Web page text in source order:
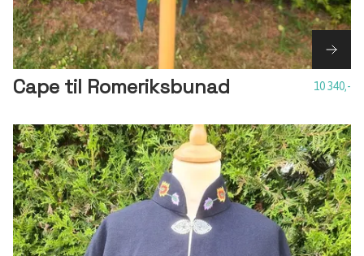
Cape til Romeriksbunad 10 340,-